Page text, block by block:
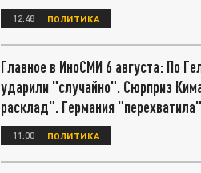
12:48 ПОЛИТИКА
Главное в ИноСМИ 6 августа: По
ударили "случайно". Сюрприз
расклад". Германия
11:00 ПОЛИТИКА